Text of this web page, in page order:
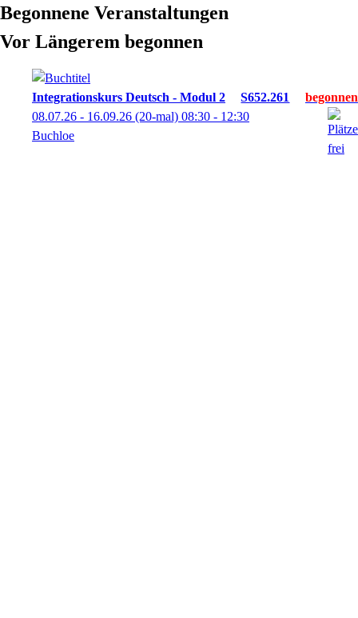
Begonnene Veranstaltungen
Vor Längerem begonnen
Integrationskurs Deutsch - Modul 2
S652.261
08.07.26 - 16.09.26 (20-mal) 08:30 - 12:30
Buchloe